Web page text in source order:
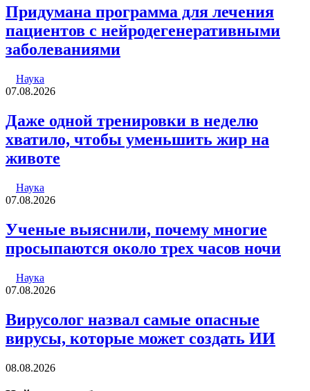
Придумана программа для лечения
пациентов с нейродегенеративными
заболеваниями
Наука
07.08.2026
Даже одной тренировки в неделю
хватило, чтобы уменьшить жир на
животе
Наука
07.08.2026
Ученые выяснили, почему многие
просыпаются около трех часов ночи
Наука
07.08.2026
Вирусолог назвал самые опасные
вирусы, которые может создать ИИ
08.08.2026